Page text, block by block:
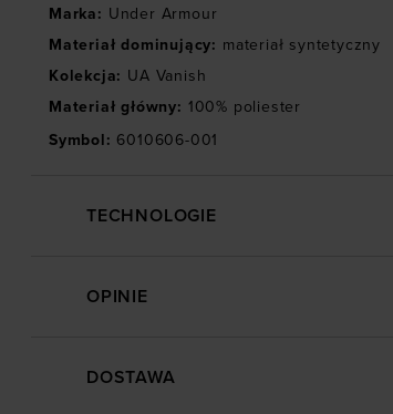
Marka: Under Armour
Materiał dominujący: materiał syntetyczny
Kolekcja: UA Vanish
Materiał główny: 100% poliester
Symbol: 6010606-001
TECHNOLOGIE
OPINIE
DOSTAWA